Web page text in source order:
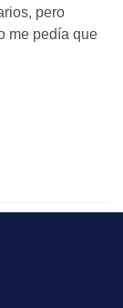
pero
me pedía que